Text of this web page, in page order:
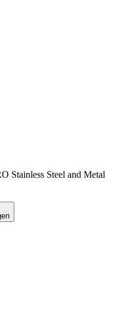
Stainless Steel and Metal